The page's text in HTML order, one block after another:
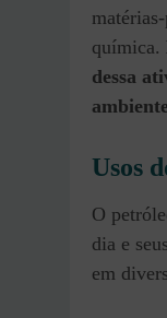
química.
dessa
Usos
O
dia e
em